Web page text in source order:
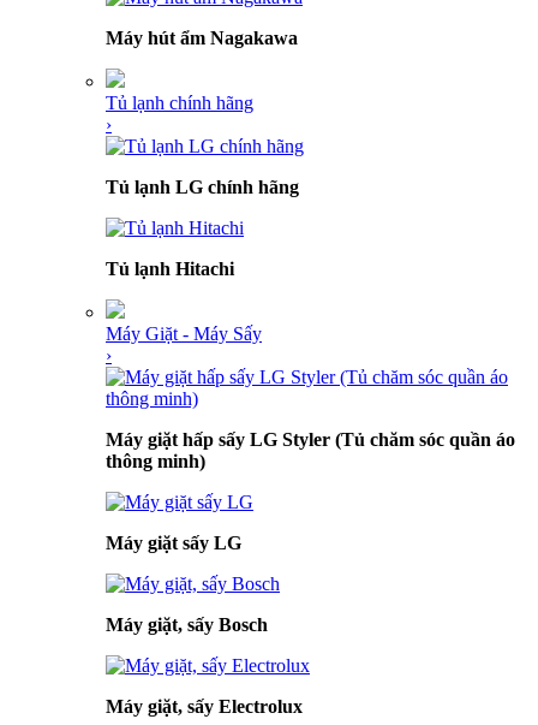
Máy hút ẩm Nagakawa
Tủ lạnh chính hãng
›
Tủ lạnh LG chính hãng
Tủ lạnh Hitachi
Máy Giặt - Máy Sấy
›
Máy giặt hấp sấy LG Styler (Tủ chăm sóc quần áo
thông minh)
Máy giặt sấy LG
Máy giặt, sấy Bosch
Máy giặt, sấy Electrolux